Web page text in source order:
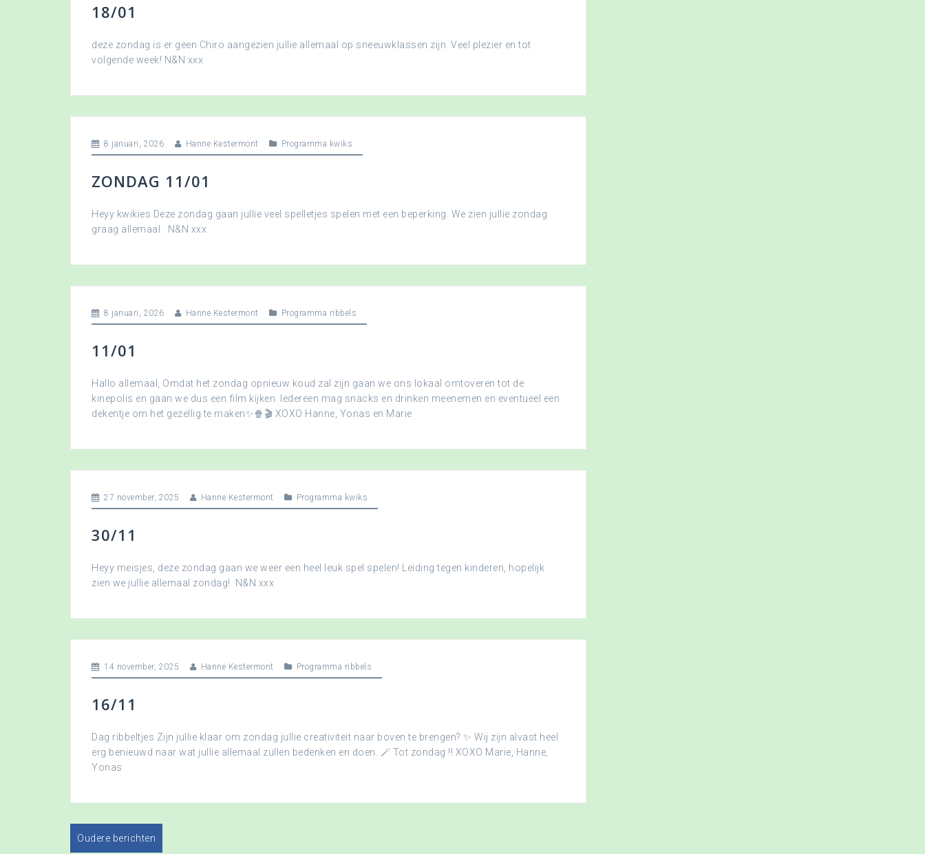
18/01
deze zondag is er geen Chiro aangezien jullie allemaal op sneeuwklassen zijn. Veel plezier en tot
volgende week! N&N xxx
8 januari, 2026 Hanne Kestermont Programma kwiks
ZONDAG 11/01
Heyy kwikies Deze zondag gaan jullie veel spelletjes spelen met een beperking. We zien jullie zondag
graag allemaal. N&N xxx
8 januari, 2026 Hanne Kestermont Programma ribbels
11/01
Hallo allemaal, Omdat het zondag opnieuw koud zal zijn gaan we ons lokaal omtoveren tot de
kinepolis en gaan we dus een film kijken. Iedereen mag snacks en drinken meenemen en eventueel een
dekentje om het gezellig te maken✨🍿🎬 XOXO Hanne, Yonas en Marie
27 november, 2025 Hanne Kestermont Programma kwiks
30/11
Heyy meisjes, deze zondag gaan we weer een heel leuk spel spelen! Leiding tegen kinderen, hopelijk
zien we jullie allemaal zondag! N&N xxx
14 november, 2025 Hanne Kestermont Programma ribbels
16/11
Dag ribbeltjes Zijn jullie klaar om zondag jullie creativiteit naar boven te brengen? ✨ Wij zijn alvast heel
erg benieuwd naar wat jullie allemaal zullen bedenken en doen. 🪄 Tot zondag !! XOXO Marie, Hanne,
Yonas
Oudere berichten